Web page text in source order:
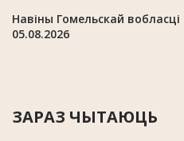
Навіны Гомельскай вобласці
05.08.2026
ЗАРАЗ ЧЫТАЮЦЬ